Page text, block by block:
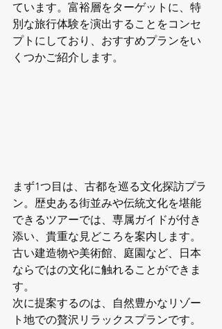
ています。富裕層をターゲットに、特
別な旅行体験を演出することをコンセ
プトにしており、おすすめプランをい
くつかご紹介します。
まず1つ目は、古都を巡る文化探訪プラ
ン。歴史ある街並みや伝統文化を堪能
できるツアーでは、専属ガイドが付き
添い、貴重な見どころを案内します。
古い建造物や美術館、庭園など、日本
ならではの文化に触れることができま
す。
次に提案するのは、自然豊かなリゾー
ト地での贅沢リラックスプランです。